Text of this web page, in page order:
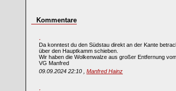
Kommentare
Da konntest du den Südstau direkt an der Kante
über den Hauptkamm schieben.
Wir haben die Wolkenwalze aus großer Entfernung
VG Manfred
09.09.2024 22:10 , Manfred Hainz